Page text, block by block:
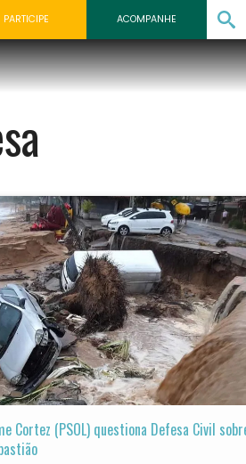
PARTICIPE ACOMPANHE
Cortez (PSOL) questiona Defesa Civil